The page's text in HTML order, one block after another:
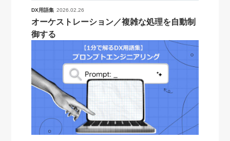
DX用語集 2026.02.26
オーケストレーション／複雑な処理を自動制
御する